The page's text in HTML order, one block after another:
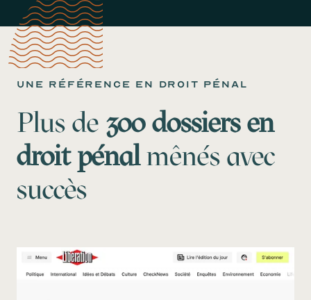
UNE RÉFÉRENCE EN DROIT PÉNAL
Plus de 300 dossiers en
droit pénalmênés avec
succès